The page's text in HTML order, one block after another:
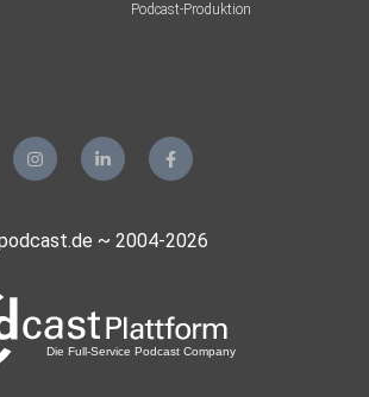
Podcast-Produktion
~ 2004-2026